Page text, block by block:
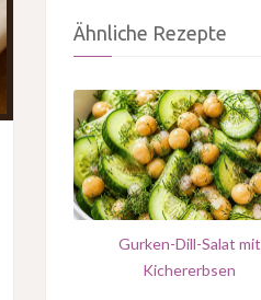
Ähnliche Rezepte
Gurken-Dill-Salat mit
Kichererbsen